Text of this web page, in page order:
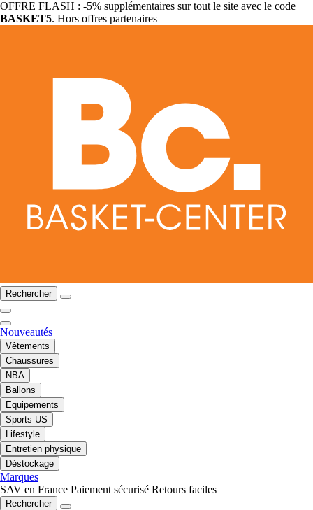
OFFRE FLASH : -5% supplémentaires sur tout le site avec le code
BASKET5. Hors offres partenaires
Rechercher
Nouveautés
Vêtements
Chaussures
NBA
Ballons
Equipements
Sports US
Lifestyle
Entretien physique
Déstockage
Marques
SAV en France Paiement sécurisé Retours faciles
Rechercher